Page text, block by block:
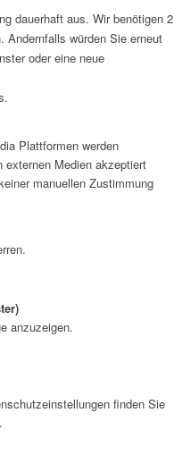
dauerhaft aus. Wir benötigen 2
würden Sie erneut
oder eine neue
Plattformen werden
Medien akzeptiert
manuellen Zustimmung
anzuzeigen.
finden Sie